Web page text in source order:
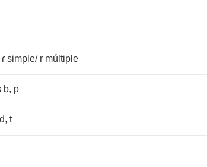
simple/ r múltiple
b, p
t